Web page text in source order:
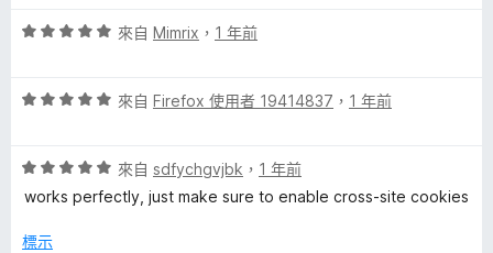
分
滿
分
評
分
分
5
來自 Mimrix ， 1 年前
評
分
，
分
來自 Firefox 使用者 19414837 ， 1 年前
評
價
分
來自 sdfychgvjbk ， 1 年前
works perfectly, just make sure to enable cross-site cookies
標示